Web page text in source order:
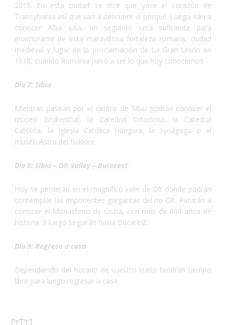
2015. En esta ciudad se dice que yace el corazón de
Transylvania así que van a descubrir el porqué. Luego irán a
conocer Alba Iulia, un segundo será suficiente para
enamorarse de esta maravillosa fortaleza romana, ciudad
medieval y lugar de la proclamación de La Gran Unión en
1918, cuando Rumania pasó a ser lo que hoy conocemos.
Día 7: Sibiu
Mientras pasean por el centro de Sibiu podrán conocer el
museo Brukenthal, la Catedral Ortodoxa, la Catedral
Católica, la Iglesia Católica Húngara, la Synagoga o el
museo Astra del folklore
Día 8: Sibiu – Olt Valley – Bucarest
Hoy se perderán en el magnífico valle de Olt donde podrán
contemplar las imponentes gargantas del rio Olt. Pararán a
conocer el Monasterio de Cozia, con más de 600 años de
historia. Y luego seguirán hacia Bucarest.
Día 9: Regreso a casa
Dependiendo del horario de vuestro vuelo tendrán tiempo
libre para luego regresar a casa.